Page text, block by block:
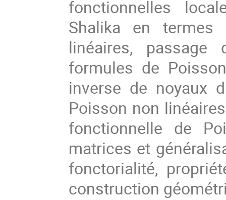
fonctionnelles
Shalika en termes
linéaires,
formules de
inverse de noyaux
Poisson non
fonctionnelle de
matrices et
fonctorialité,
construction